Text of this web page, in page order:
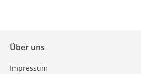
Über uns
Impressum